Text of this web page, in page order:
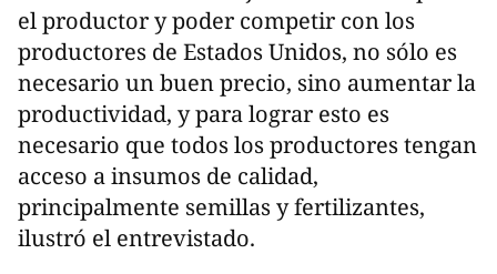
el productor y poder competir con los
productores de Estados Unidos, no sólo es
necesario un buen precio, sino aumentar la
productividad, y para lograr esto es
necesario que todos los productores tengan
acceso a insumos de calidad,
principalmente semillas y fertilizantes,
ilustró el entrevistado.